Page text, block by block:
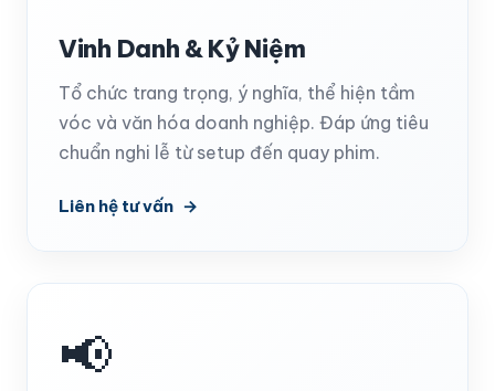
Vinh Danh & Kỷ Niệm
Tổ chức trang trọng, ý nghĩa, thể hiện tầm
vóc và văn hóa doanh nghiệp. Đáp ứng tiêu
chuẩn nghi lễ từ setup đến quay phim.
Liên hệ tư vấn
📢